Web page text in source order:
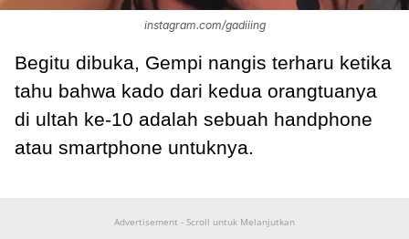
instagram.com/gadiiing
Begitu dibuka, Gempi nangis terharu ketika
tahu bahwa kado dari kedua orangtuanya
di ultah ke-10 adalah sebuah handphone
atau smartphone untuknya.
Advertisement - Scroll untuk Melanjutkan